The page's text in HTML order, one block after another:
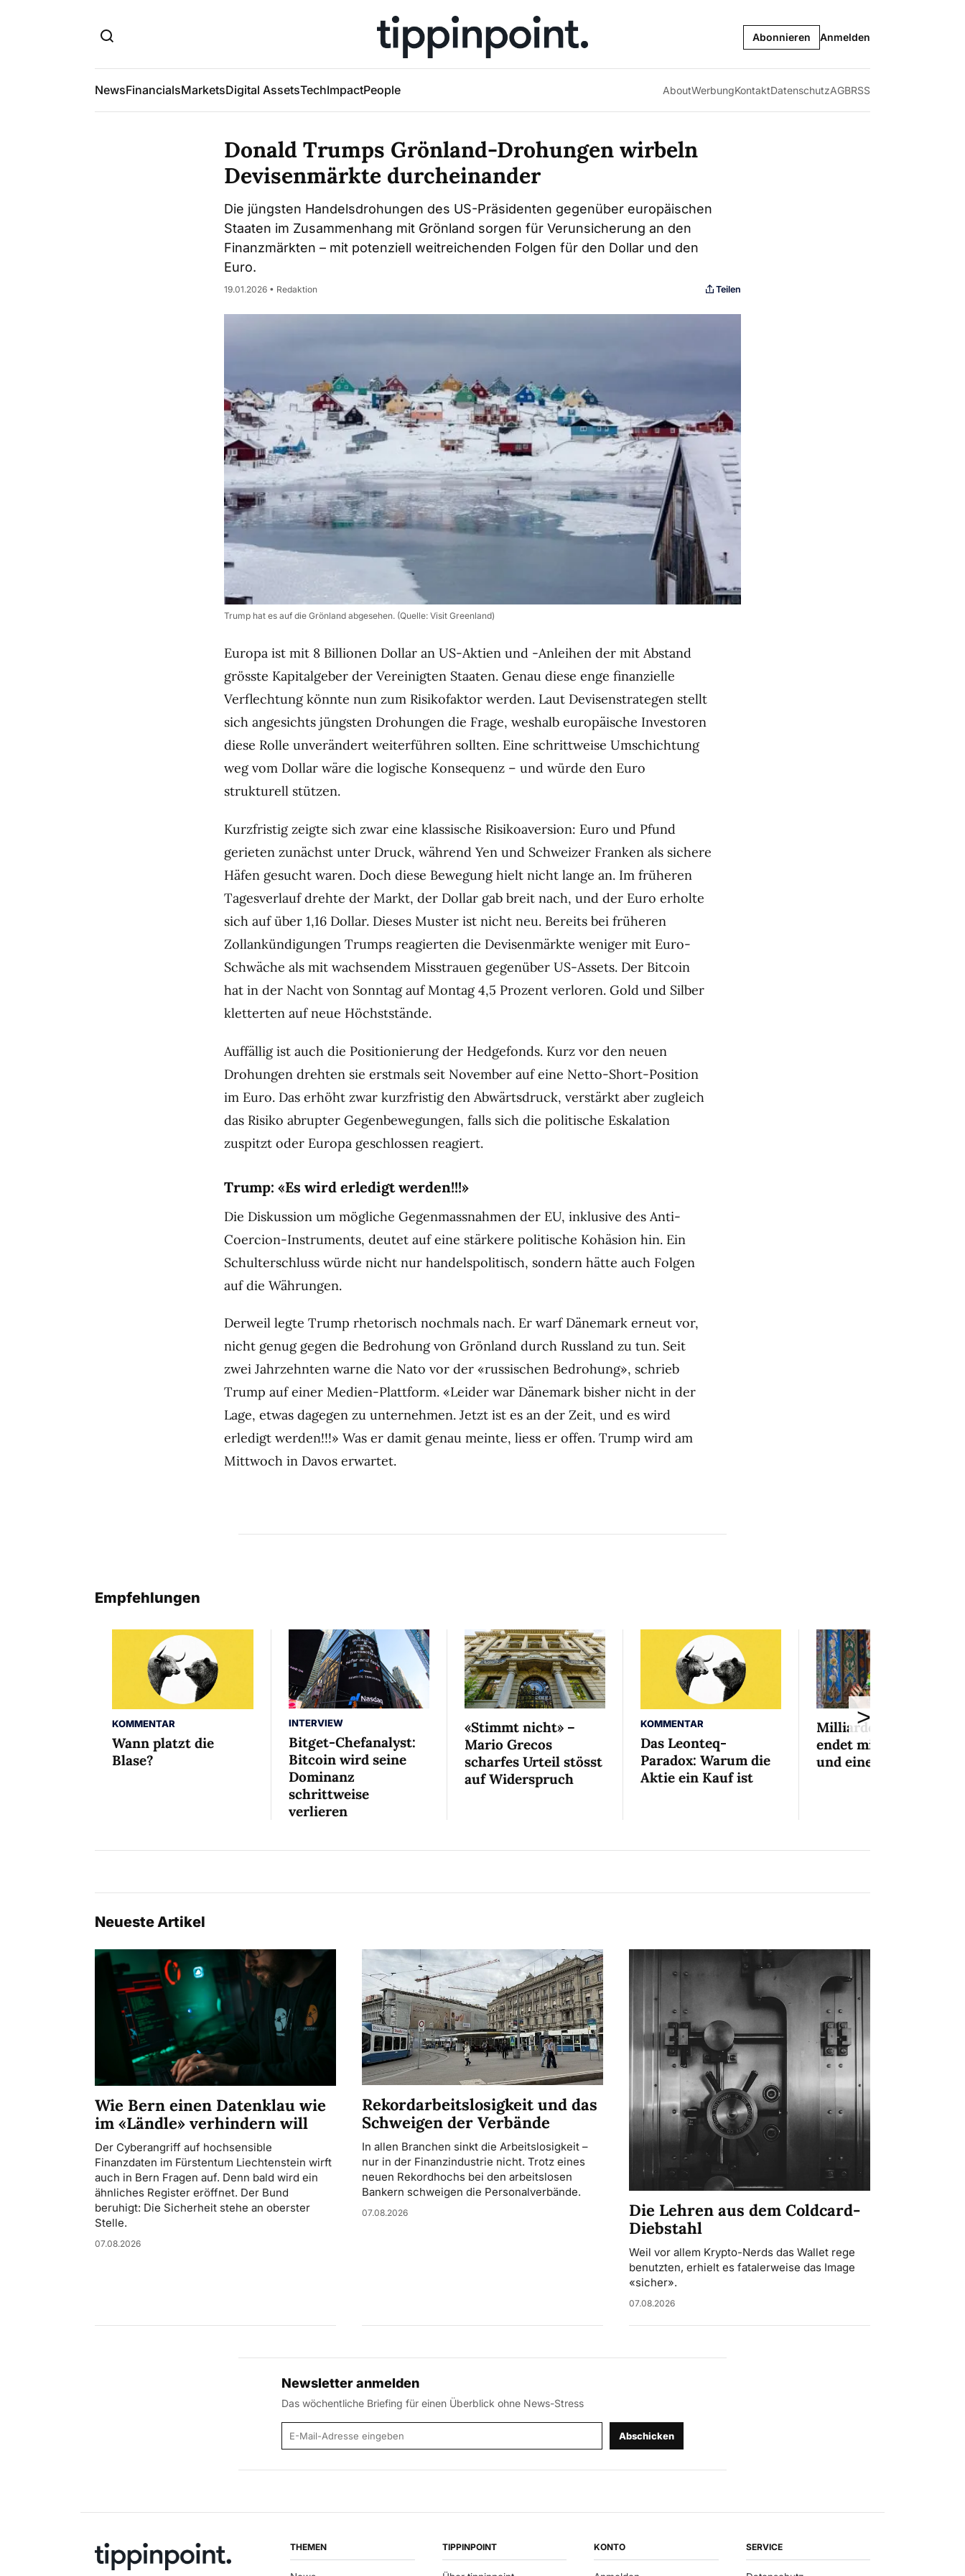
Abonnieren Anmelden
NewsFinancialsMarketsDigital AssetsTechImpactPeople AboutWerbungKontaktDatenschutzAGBRSS
Donald Trumps Grönland-Drohungen wirbeln
Devisenmärkte durcheinander
Die jüngsten Handelsdrohungen des US-Präsidenten gegenüber europäischen
Staaten im Zusammenhang mit Grönland sorgen für Verunsicherung an den
Finanzmärkten – mit potenziell weitreichenden Folgen für den Dollar und den
Euro.
19.01.2026 • Redaktion Teilen
Trump hat es auf die Grönland abgesehen. (Quelle: Visit Greenland)
Europa ist mit 8 Billionen Dollar an US-Aktien und -Anleihen der mit Abstand
grösste Kapitalgeber der Vereinigten Staaten. Genau diese enge finanzielle
Verflechtung könnte nun zum Risikofaktor werden. Laut Devisenstrategen stellt
sich angesichts jüngsten Drohungen die Frage, weshalb europäische Investoren
diese Rolle unverändert weiterführen sollten. Eine schrittweise Umschichtung
weg vom Dollar wäre die logische Konsequenz – und würde den Euro
strukturell stützen.
Kurzfristig zeigte sich zwar eine klassische Risikoaversion: Euro und Pfund
gerieten zunächst unter Druck, während Yen und Schweizer Franken als sichere
Häfen gesucht waren. Doch diese Bewegung hielt nicht lange an. Im früheren
Tagesverlauf drehte der Markt, der Dollar gab breit nach, und der Euro erholte
sich auf über 1,16 Dollar. Dieses Muster ist nicht neu. Bereits bei früheren
Zollankündigungen Trumps reagierten die Devisenmärkte weniger mit Euro-
Schwäche als mit wachsendem Misstrauen gegenüber US-Assets. Der Bitcoin
hat in der Nacht von Sonntag auf Montag 4,5 Prozent verloren. Gold und Silber
kletterten auf neue Höchststände.
Auffällig ist auch die Positionierung der Hedgefonds. Kurz vor den neuen
Drohungen drehten sie erstmals seit November auf eine Netto-Short-Position
im Euro. Das erhöht zwar kurzfristig den Abwärtsdruck, verstärkt aber zugleich
das Risiko abrupter Gegenbewegungen, falls sich die politische Eskalation
zuspitzt oder Europa geschlossen reagiert.
Trump: «Es wird erledigt werden!!!»
Die Diskussion um mögliche Gegenmassnahmen der EU, inklusive des Anti-
Coercion-Instruments, deutet auf eine stärkere politische Kohäsion hin. Ein
Schulterschluss würde nicht nur handelspolitisch, sondern hätte auch Folgen
auf die Währungen.
Derweil legte Trump rhetorisch nochmals nach. Er warf Dänemark erneut vor,
nicht genug gegen die Bedrohung von Grönland durch Russland zu tun. Seit
zwei Jahrzehnten warne die Nato vor der «russischen Bedrohung», schrieb
Trump auf einer Medien-Plattform. «Leider war Dänemark bisher nicht in der
Lage, etwas dagegen zu unternehmen. Jetzt ist es an der Zeit, und es wird
erledigt werden!!!» Was er damit genau meinte, liess er offen. Trump wird am
Mittwoch in Davos erwartet.
Empfehlungen
KOMMENTAR
Wann platzt die
Blase?
INTERVIEW
Bitget-Chefanalyst:
Bitcoin wird seine
Dominanz
schrittweise
verlieren
«Stimmt nicht» –
Mario Grecos
scharfes Urteil stösst
auf Widerspruch
KOMMENTAR
Das Leonteq-
Paradox: Warum die
Aktie ein Kauf ist
Milliardenaffäre
endet mit Mini-Busse
und einem Bedingten
>
Neueste Artikel
Wie Bern einen Datenklau wie
im «Ländle» verhindern will
Der Cyberangriff auf hochsensible
Finanzdaten im Fürstentum Liechtenstein wirft
auch in Bern Fragen auf. Denn bald wird ein
ähnliches Register eröffnet. Der Bund
beruhigt: Die Sicherheit stehe an oberster
Stelle.
07.08.2026
Rekordarbeitslosigkeit und das
Schweigen der Verbände
In allen Branchen sinkt die Arbeitslosigkeit –
nur in der Finanzindustrie nicht. Trotz eines
neuen Rekordhochs bei den arbeitslosen
Bankern schweigen die Personalverbände.
07.08.2026
Die Lehren aus dem Coldcard-
Diebstahl
Weil vor allem Krypto-Nerds das Wallet rege
benutzten, erhielt es fatalerweise das Image
«sicher».
07.08.2026
Newsletter anmelden
Das wöchentliche Briefing für einen Überblick ohne News-Stress
E-Mail-Adresse Abschicken
THEMEN TIPPINPOINT KONTO SERVICE